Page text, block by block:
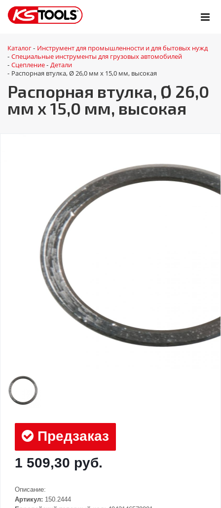
Каталог - Инструмент для промышленности и для бытовых нужд
- Специальные инструменты для грузовых автомобилей
- Сцепление - Детали
- Распорная втулка, Ø 26,0 мм x 15,0 мм, высокая
Распорная втулка, Ø 26,0
мм x 15,0 мм, высокая
Предзаказ
1 509,30 руб.
Описание:
Артикул: 150.2444